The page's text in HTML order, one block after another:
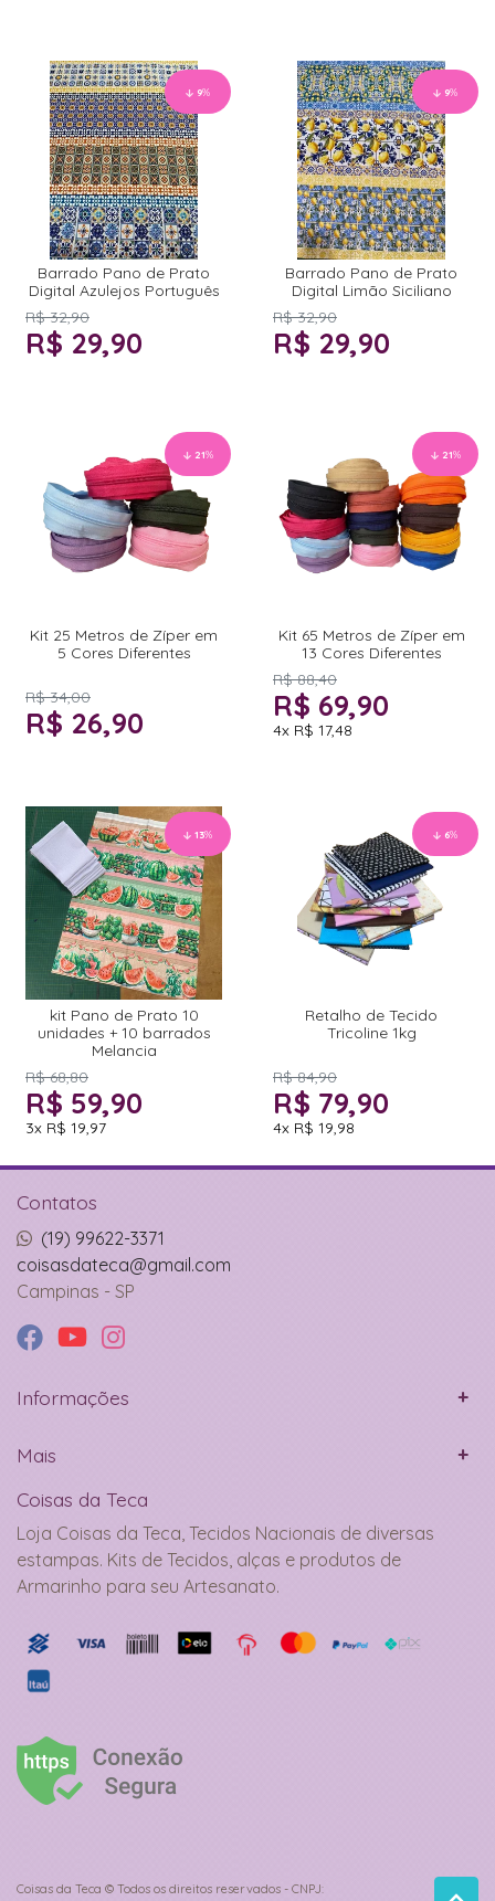
9%
Barrado Pano de Prato
Digital Azulejos Português
R$ 32,90
R$ 29,90
9%
Barrado Pano de Prato
Digital Limão Siciliano
R$ 32,90
R$ 29,90
21%
Kit 25 Metros de Zíper em
5 Cores Diferentes
R$ 34,00
R$ 26,90
21%
Kit 65 Metros de Zíper em
13 Cores Diferentes
R$ 88,40
R$ 69,90
4x R$ 17,48
13%
kit Pano de Prato 10
unidades + 10 barrados
Melancia
R$ 68,80
R$ 59,90
3x R$ 19,97
6%
Retalho de Tecido
Tricoline 1kg
R$ 84,90
R$ 79,90
4x R$ 19,98
Contatos
(19) 99622-3371
coisasdateca@gmail.com
Campinas - SP
Informações
Mais
Coisas da Teca
Loja Coisas da Teca, Tecidos Nacionais de diversas
estampas. Kits de Tecidos, alças e produtos de
Armarinho para seu Artesanato.
Coisas da Teca © Todos os direitos reservados - CNPJ: